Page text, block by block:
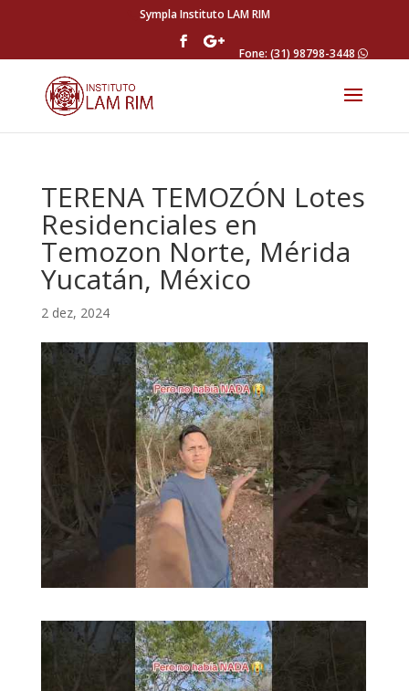
Sympla Instituto LAM RIM
Fone: (31) 98798-3448
TERENA TEMOZÓN Lotes
Residenciales en
Temozon Norte, Mérida
Yucatán, México
2 dez, 2024